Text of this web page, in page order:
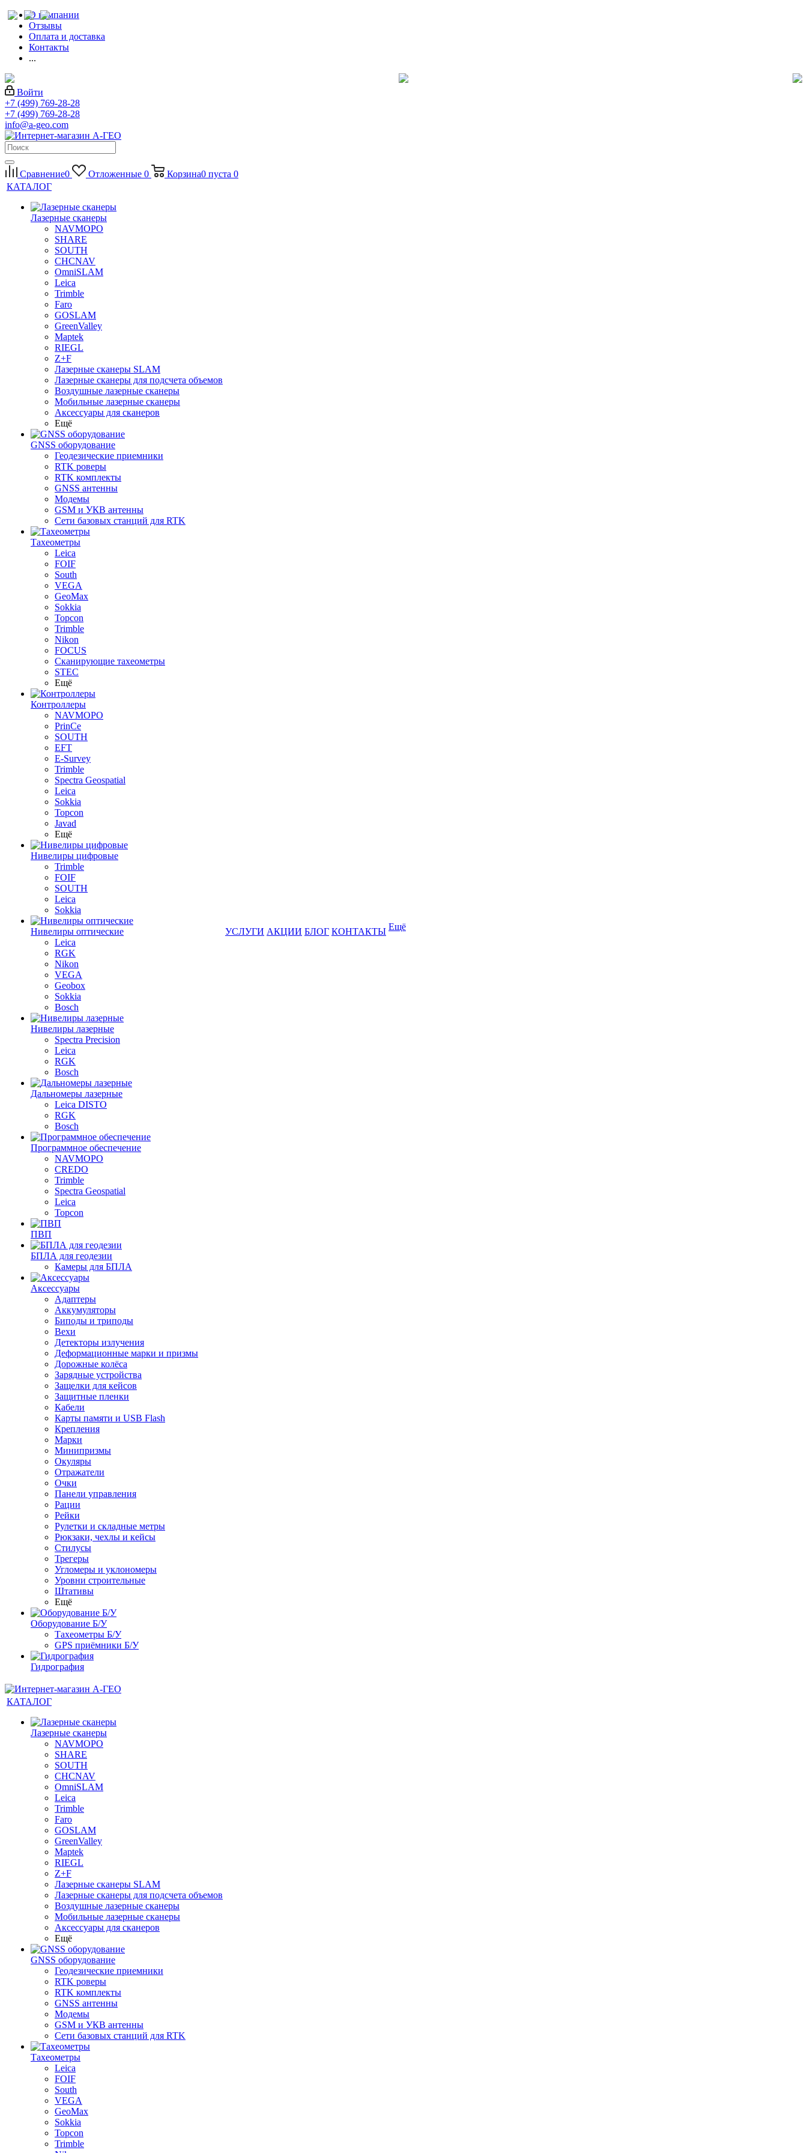
О компании
Отзывы
Оплата и доставка
Контакты
...
Войти
+7 (499) 769-28-28
+7 (499) 769-28-28
info@a-geo.com
Сравнение0 Отложенные 0 Корзина0 пуста 0
КАТАЛОГ
Лазерные сканеры
NAVMOPO
SHARE
SOUTH
CHCNAV
OmniSLAM
Leica
Trimble
Faro
GOSLAM
GreenValley
Maptek
RIEGL
Z+F
Лазерные сканеры SLAM
Лазерные сканеры для подсчета объемов
Воздушные лазерные сканеры
Мобильные лазерные сканеры
Аксессуары для сканеров
Ещё
GNSS оборудование
Геодезические приемники
RTK роверы
RTK комплекты
GNSS антенны
Модемы
GSM и УКВ антенны
Сети базовых станций для RTK
Тахеометры
Leica
FOIF
South
VEGA
GeoMax
Sokkia
Topcon
Trimble
Nikon
FOCUS
Сканирующие тахеометры
STEC
Ещё
Контроллеры
NAVMOPO
PrinCe
SOUTH
EFT
E-Survey
Trimble
Spectra Geospatial
Leica
Sokkia
Topcon
Javad
Ещё
Нивелиры цифровые
Trimble
FOIF
SOUTH
Leica
Sokkia
Нивелиры оптические
Leica
RGK
Nikon
VEGA
Geobox
Sokkia
Bosch
Нивелиры лазерные
Spectra Precision
Leica
RGK
Bosch
Дальномеры лазерные
Leica DISTO
RGK
Bosch
Программное обеспечение
NAVMOPO
CREDO
Trimble
Spectra Geospatial
Leica
Topcon
ПВП
БПЛА для геодезии
Камеры для БПЛА
Аксессуары
Адаптеры
Аккумуляторы
Биподы и триподы
Вехи
Детекторы излучения
Деформационные марки и призмы
Дорожные колёса
Зарядные устройства
Защелки для кейсов
Защитные пленки
Кабели
Карты памяти и USB Flash
Крепления
Марки
Минипризмы
Окуляры
Отражатели
Очки
Панели управления
Рации
Рейки
Рулетки и складные метры
Рюкзаки, чехлы и кейсы
Стилусы
Трегеры
Угломеры и уклономеры
Уровни строительные
Штативы
Ещё
Оборудование Б/У
Тахеометры Б/У
GPS приёмники Б/У
Гидрография
УСЛУГИ АКЦИИ БЛОГ КОНТАКТЫ Ещё
КАТАЛОГ
Лазерные сканеры
NAVMOPO
SHARE
SOUTH
CHCNAV
OmniSLAM
Leica
Trimble
Faro
GOSLAM
GreenValley
Maptek
RIEGL
Z+F
Лазерные сканеры SLAM
Лазерные сканеры для подсчета объемов
Воздушные лазерные сканеры
Мобильные лазерные сканеры
Аксессуары для сканеров
Ещё
GNSS оборудование
Геодезические приемники
RTK роверы
RTK комплекты
GNSS антенны
Модемы
GSM и УКВ антенны
Сети базовых станций для RTK
Тахеометры
Leica
FOIF
South
VEGA
GeoMax
Sokkia
Topcon
Trimble